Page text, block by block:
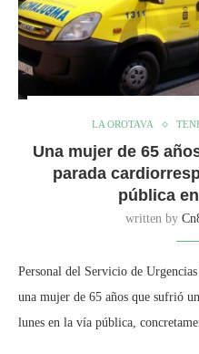
LA OROTAVA
Una mujer de 65
parada
pública
written by
Personal del Servicio de
una mujer de 65 años que sufrió
lunes en la vía pública,